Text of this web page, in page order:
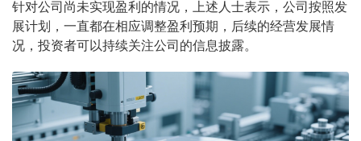
针对公司尚未实现盈利的情况，上述人士表示，公司按照发
展计划，一直都在相应调整盈利预期，后续的经营发展情
况，投资者可以持续关注公司的信息披露。